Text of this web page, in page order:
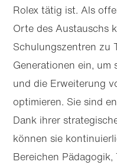
Rolex tätig ist. Als
Orte des Austauschs
Schulungs­zentren zu
Generationen ein, um
und die Erweiterung
optimieren. Sie sind
Dank ihrer
können sie
Bereichen